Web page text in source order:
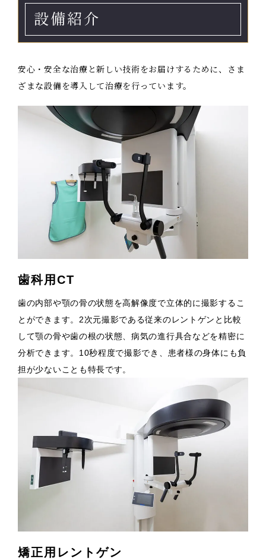
設備紹介
安心・安全な治療と新しい技術をお届けするために、さま
ざまな設備を導入して治療を行っています。
歯科用CT
歯の内部や顎の骨の状態を高解像度で立体的に撮影するこ
とができます。2次元撮影である従来のレントゲンと比較
して顎の骨や歯の根の状態、病気の進行具合などを精密に
分析できます。10秒程度で撮影でき、患者様の身体にも負
担が少ないことも特長です。
矯正用レントゲン